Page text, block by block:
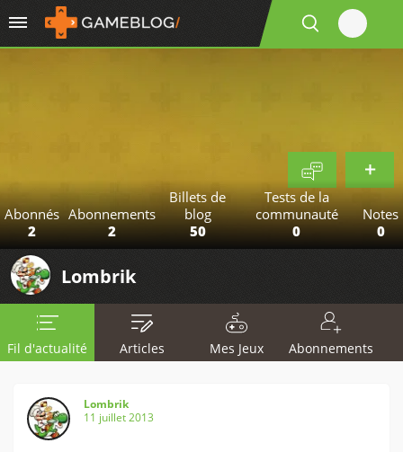
Abonnés
2
Abonnements
2
Billets de
blog
50
Tests de la
communauté
0
Notes
0
Lombrik
Fil d'actualité Articles Mes Jeux Abonnements
Lombrik
11 juillet 2013